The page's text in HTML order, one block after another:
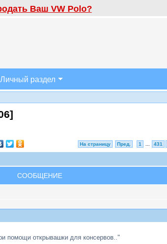
Ваш VW Polo?
Личный раздел
]
На страницу Пред. 1 431
СООБЩЕНИЕ
помощи открывашки для консервов.."